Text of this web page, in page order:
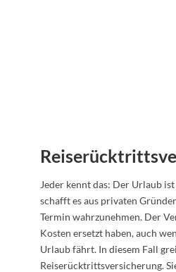
Jeder kennt das: Der Urlaub
schafft es aus privaten
Termin wahrzunehmen. Der
Kosten ersetzt haben, auch
Urlaub fährt. In diesem Fall
Reiserücktrittsversicherung.